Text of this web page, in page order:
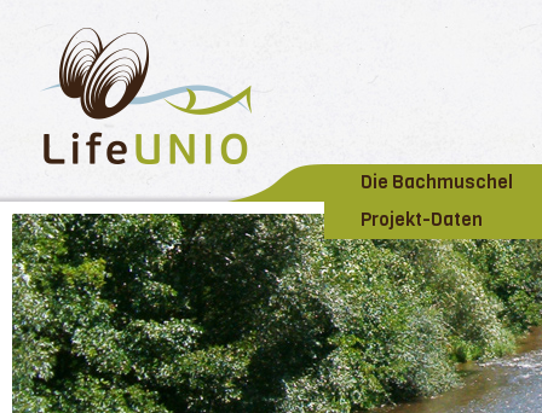
Die Bachmuschel
Projekt-Daten